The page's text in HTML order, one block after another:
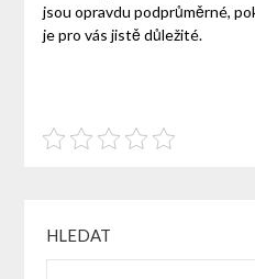
jsou opravdu podprůměrné,
je pro vás jistě důležité.
HLEDAT